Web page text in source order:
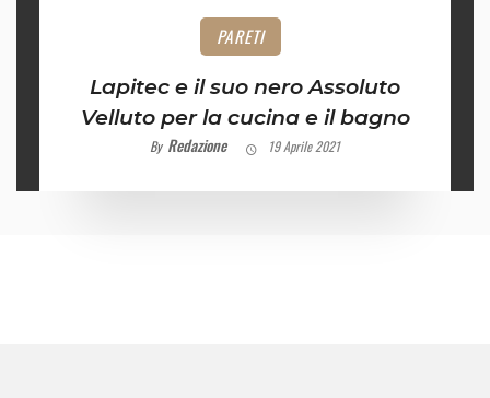
PARETI
Lapitec e il suo nero Assoluto
Velluto per la cucina e il bagno
By Redazione 19 Aprile 2021